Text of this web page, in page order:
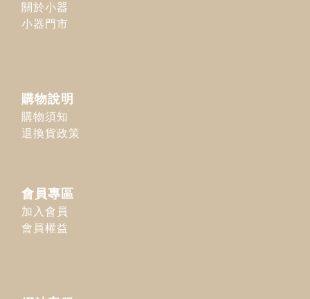
關於小器
小器門市
購物說明
購物須知
退換貨政策
會員專區
加入會員
會員權益